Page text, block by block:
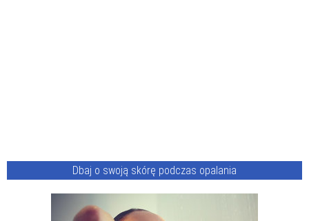
Dbaj o swoją skórę podczas opalania